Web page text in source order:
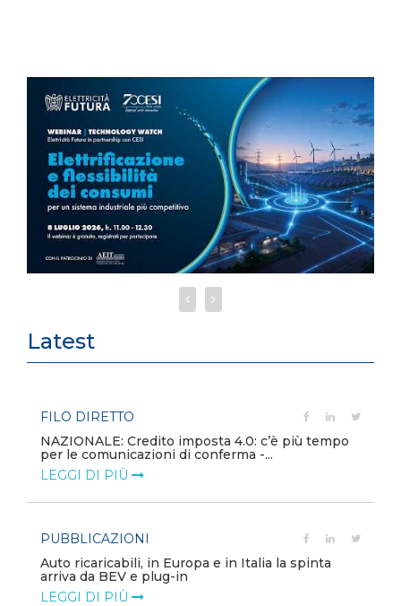
Latest
FILO DIRETTO
NAZIONALE: Credito imposta 4.0: c’è più tempo
per le comunicazioni di conferma -...
LEGGI DI PIÙ
PUBBLICAZIONI
Auto ricaricabili, in Europa e in Italia la spinta
arriva da BEV e plug-in
LEGGI DI PIÙ